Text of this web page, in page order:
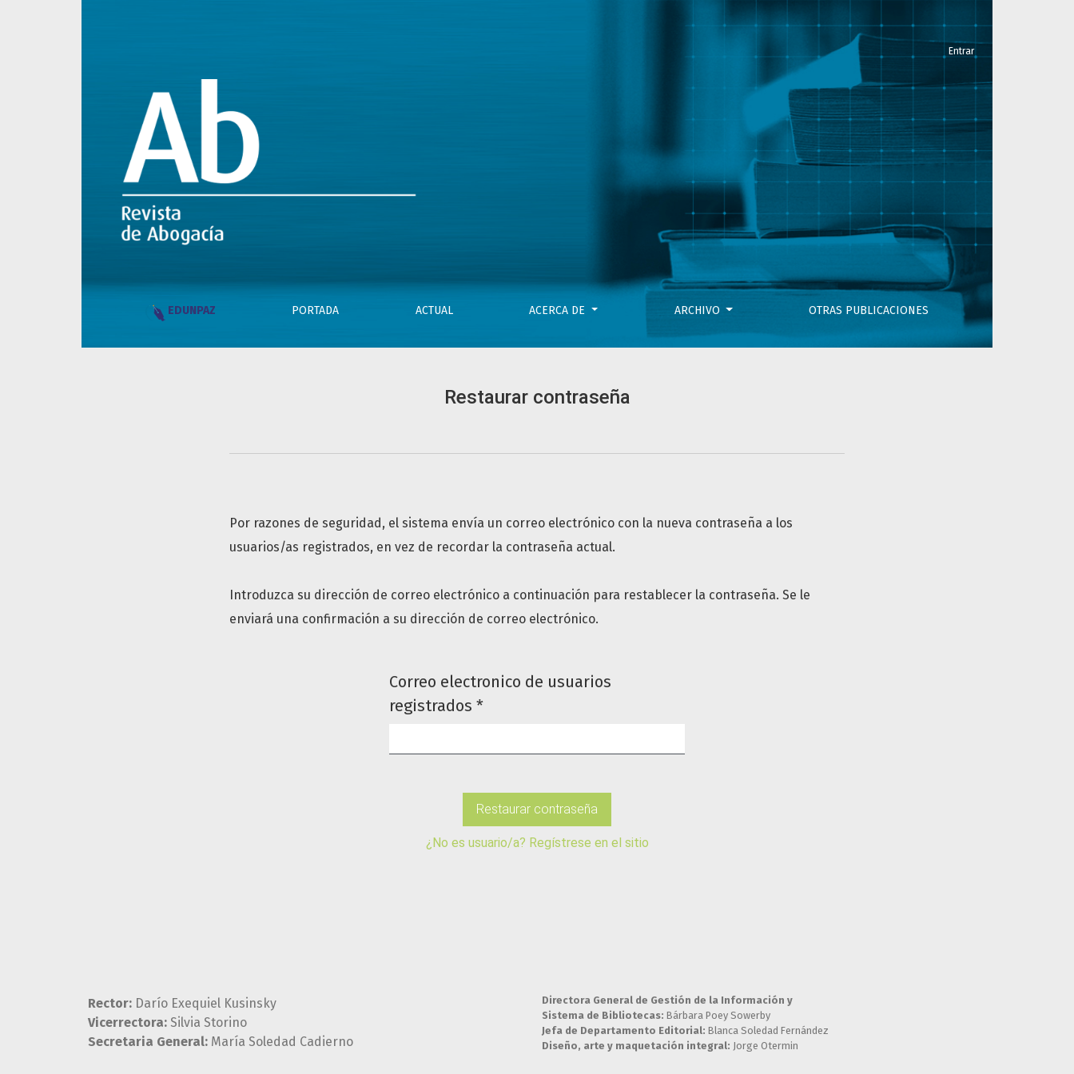
EDUNPAZ PORTADA ACTUAL ACERCA DE ARCHIVO OTRAS PUBLICACIONES
Entrar
Restaurar contraseña
Por razones de seguridad, el sistema envía un correo electrónico con la nueva contraseña a los
usuarios/as registrados, en vez de recordar la contraseña actual.
Introduzca su dirección de correo electrónico a continuación para restablecer la contraseña. Se le
enviará una confirmación a su dirección de correo electrónico.
Correo electronico de usuarios
registrados *Obligatorio
Restaurar contraseña
¿No es usuario/a? Regístrese en el sitio
Rector: Darío Exequiel Kusinsky
Vicerrectora: Silvia Storino
Secretaria General: María Soledad Cadierno
Directora General de Gestión de la Información y
Sistema de Bibliotecas: Bárbara Poey Sowerby
Jefa de Departamento Editorial: Blanca Soledad Fernández
Diseño, arte y maquetación integral: Jorge Otermin